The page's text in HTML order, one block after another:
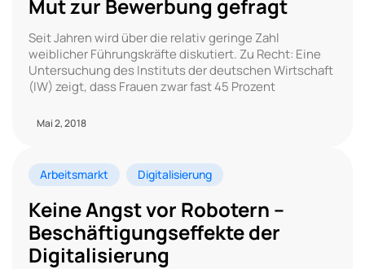
Mut zur Bewerbung gefragt
Seit Jahren wird über die relativ geringe Zahl
weiblicher Führungskräfte diskutiert. Zu Recht: Eine
Untersuchung des Instituts der deutschen Wirtschaft
(IW) zeigt, dass Frauen zwar fast 45 Prozent
Mai 2, 2018
Arbeitsmarkt Digitalisierung
Keine Angst vor Robotern –
Beschäftigungseffekte der
Digitalisierung